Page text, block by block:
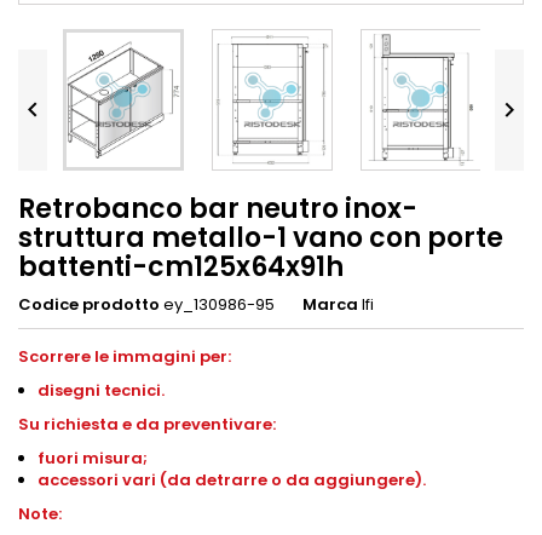
 
Retrobanco bar neutro inox-
struttura metallo-1 vano con porte
battenti-cm125x64x91h
Codice prodotto ey_130986-95 Marca Ifi
Scorrere le immagini per:
disegni tecnici.
Su richiesta e da preventivare:
fuori misura;
accessori vari (da detrarre o da aggiungere).
Note: